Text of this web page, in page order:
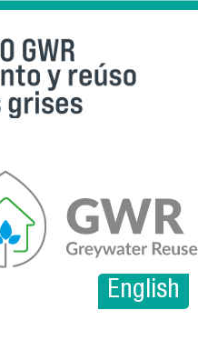
English